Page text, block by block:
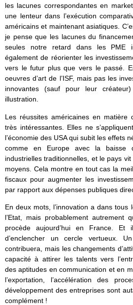
les lacunes correspondantes en
une lenteur dans l’exécution
américains et maintenant asiatiques.
je pense que les lacunes du
seules notre retard dans les PME
également de réorienter les
vers le futur plus que vers le passé.
oeuvres d’art de l’ISF, mais pas les
innovantes (sauf pour leur
illustration.
Les réussites américaines en matière
très intéressantes. Elles ne
l’économie des USA qui subit les effets
comme en Europe avec la baisse
industrielles traditionnelles, et le pays
moyens. Cela montre en tout cas la
fiscaux pour augmenter les
par rapport aux dépenses publiques
En deux mots, l’innovation a dans tous
l’Etat, mais probablement
procède aujourd’hui en France.
d’enclencher un cercle vertueux.
contribuera, mais les changements
capacité à attirer les talents vers
des aptitudes en communication et en
l’exportation, l’accélération des
développement des entreprises sont
complément !